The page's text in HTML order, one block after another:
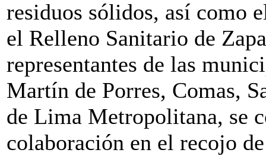
residuos sólidos, así como
el Relleno Sanitario de
representantes de las
Martín de Porres, Comas,
de Lima Metropolitana, se
colaboración en el recojo